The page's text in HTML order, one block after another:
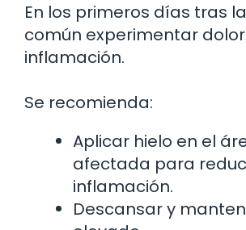
En los primeros días tras
común experimentar
inflamación.
Se recomienda:
Aplicar hielo en el
afectada para
inflamación.
Descansar y